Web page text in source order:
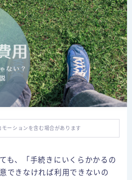
較
モーションを含む場合があります
も、「手続きにいくらかかるの
できなければ利用できないの